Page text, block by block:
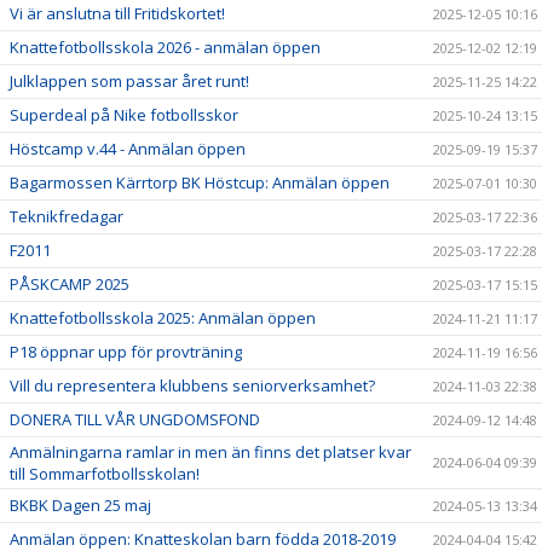
Vi är anslutna till Fritidskortet! 2025-12-05 10:16
Knattefotbollsskola 2026 - anmälan öppen 2025-12-02 12:19
Julklappen som passar året runt! 2025-11-25 14:22
Superdeal på Nike fotbollsskor 2025-10-24 13:15
Höstcamp v.44 - Anmälan öppen 2025-09-19 15:37
Bagarmossen Kärrtorp BK Höstcup: Anmälan öppen 2025-07-01 10:30
Teknikfredagar 2025-03-17 22:36
F2011 2025-03-17 22:28
PÅSKCAMP 2025 2025-03-17 15:15
Knattefotbollsskola 2025: Anmälan öppen 2024-11-21 11:17
P18 öppnar upp för provträning 2024-11-19 16:56
Vill du representera klubbens seniorverksamhet? 2024-11-03 22:38
DONERA TILL VÅR UNGDOMSFOND 2024-09-12 14:48
Anmälningarna ramlar in men än finns det platser kvar
till Sommarfotbollsskolan!
2024-06-04 09:39
BKBK Dagen 25 maj 2024-05-13 13:34
Anmälan öppen: Knatteskolan barn födda 2018-2019 2024-04-04 15:42